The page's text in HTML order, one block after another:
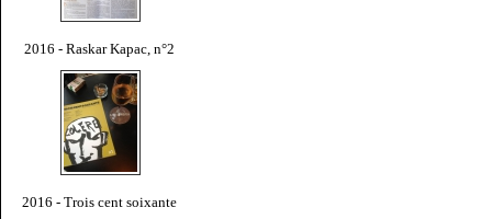
2016 - Raskar Kapac, n°2
2016 - Trois cent soixante